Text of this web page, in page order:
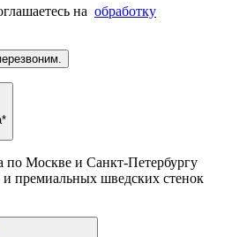
на обработку
по Москве и Санкт-Петербургу
премиальных шведских стенок